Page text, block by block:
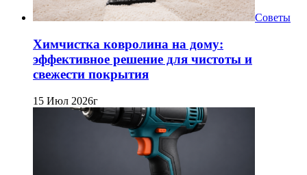
Советы
Химчистка ковролина на дому:
эффективное решение для чистоты и
свежести покрытия
15 Июл 2026г